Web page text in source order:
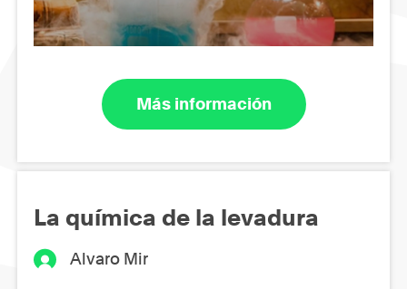
Más información
La química de la levadura
Alvaro Mir